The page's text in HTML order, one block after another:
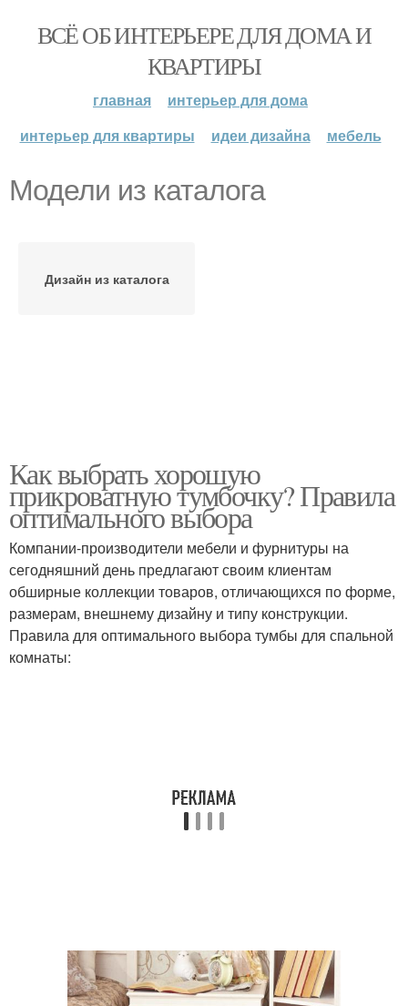
ВСЁ ОБ ИНТЕРЬЕРЕ ДЛЯ ДОМА И
КВАРТИРЫ
главная
интерьер для дома
интерьер для квартиры
идеи дизайна мебель
Модели из каталога
Дизайн из каталога
Как выбрать хорошую
прикроватную тумбочку? Правила
оптимального выбора
Компании-производители мебели и фурнитуры на
сегодняшний день предлагают своим клиентам
обширные коллекции товаров, отличающихся по форме,
размерам, внешнему дизайну и типу конструкции.
Правила для оптимального выбора тумбы для спальной
комнаты: